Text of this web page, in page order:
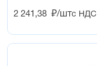
2 241,38 ₽/штс НДС